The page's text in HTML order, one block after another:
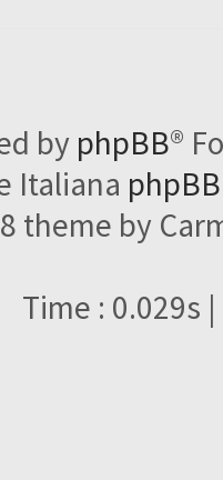
by phpBB®
Italiana
theme by
Time : 0.029s